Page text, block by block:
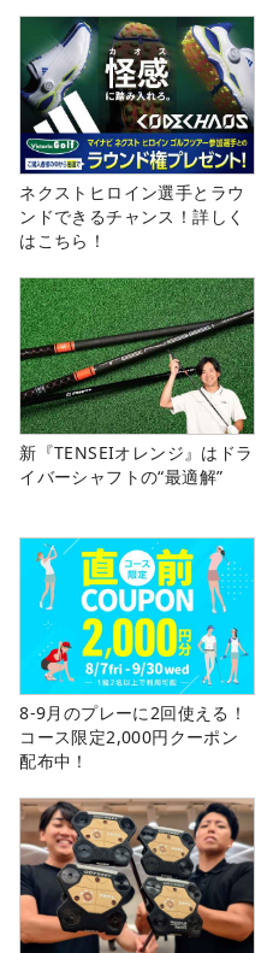
ネクストヒロイン選手とラウ
ンドできるチャンス！詳しく
はこちら！
新『TENSEIオレンジ』はドラ
イバーシャフトの“最適解”
8-9月のプレーに2回使える！
コース限定2,000円クーポン
配布中！